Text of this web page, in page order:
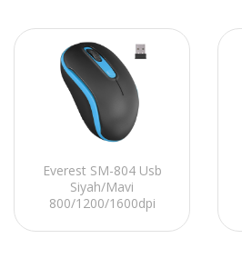
Everest SM-804 Usb
Siyah/Mavi
800/1200/1600dpi